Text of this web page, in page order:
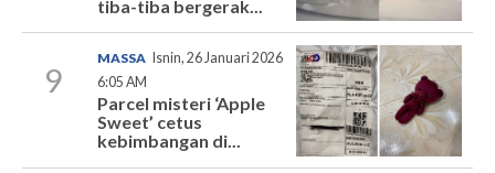
tiba-tiba bergerak...
9
MASSA
Isnin, 26 Januari 2026
6:05 AM
Parcel misteri ‘Apple
Sweet’ cetus
kebimbangan di...